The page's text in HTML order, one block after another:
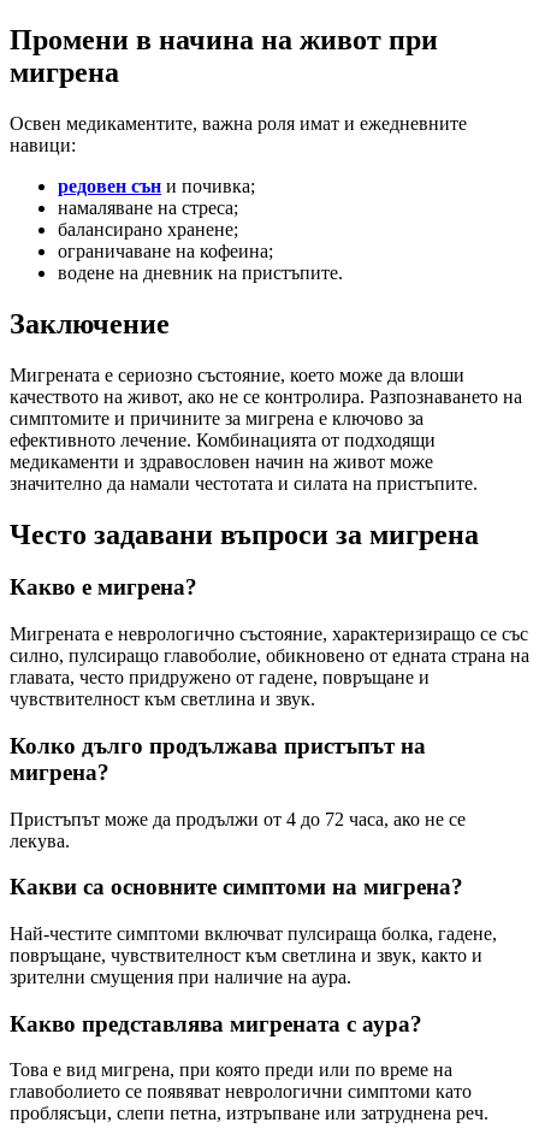
Промени в начина на живот при
мигрена
Освен медикаментите, важна роля имат и ежедневните
навици:
редовен сън и почивка;
намаляване на стреса;
балансирано хранене;
ограничаване на кофеина;
водене на дневник на пристъпите.
Заключение
Мигрената е сериозно състояние, което може да влоши
качеството на живот, ако не се контролира. Разпознаването на
симптомите и причините за мигрена е ключово за
ефективното лечение. Комбинацията от подходящи
медикаменти и здравословен начин на живот може
значително да намали честотата и силата на пристъпите.
Често задавани въпроси за мигрена
Какво е мигрена?
Мигрената е неврологично състояние, характеризиращо се със
силно, пулсиращо главоболие, обикновено от едната страна на
главата, често придружено от гадене, повръщане и
чувствителност към светлина и звук.
Колко дълго продължава пристъпът на
мигрена?
Пристъпът може да продължи от 4 до 72 часа, ако не се
лекува.
Какви са основните симптоми на мигрена?
Най-честите симптоми включват пулсираща болка, гадене,
повръщане, чувствителност към светлина и звук, както и
зрителни смущения при наличие на аура.
Какво представлява мигрената с аура?
Това е вид мигрена, при която преди или по време на
главоболието се появяват неврологични симптоми като
проблясъци, слепи петна, изтръпване или затруднена реч.